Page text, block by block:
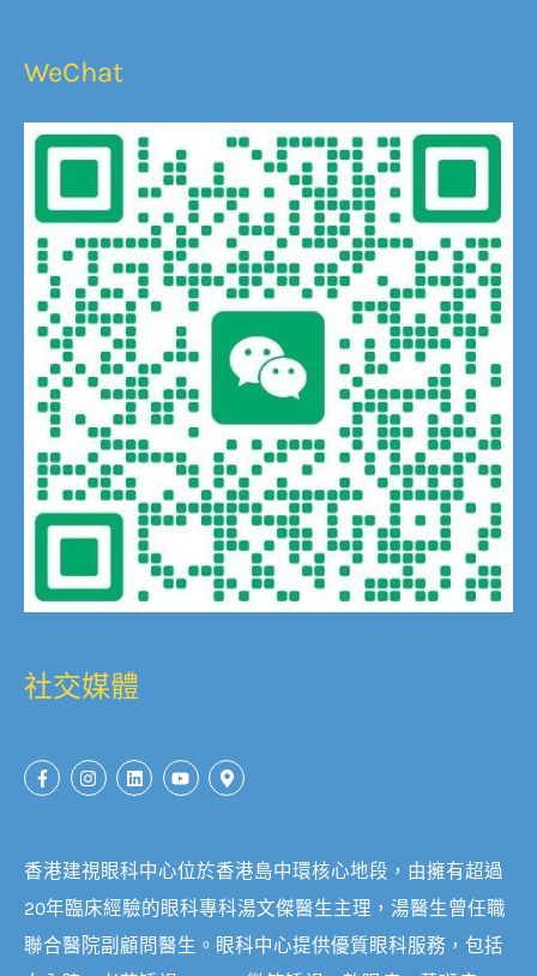
WeChat
社交媒體
香港建視眼科中心位於香港島中環核心地段，由擁有超過
20年臨床經驗的眼科專科湯文傑醫生主理，湯醫生曾任職
聯合醫院副顧問醫生。眼科中心提供優質眼科服務，包括